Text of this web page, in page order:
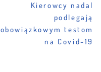
Kierowcy nadal
podlegają
obowiązkowym testom
na Covid-19